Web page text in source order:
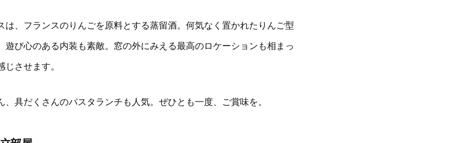
は、フランスのりんごを原料とする蒸留酒。何気なく置かれたりんご型
遊び心のある内装も素敵。窓の外にみえる最高のロケーションも相まっ
させます。
、具だくさんのパスタランチも人気。ぜひとも一度、ご賞味を。